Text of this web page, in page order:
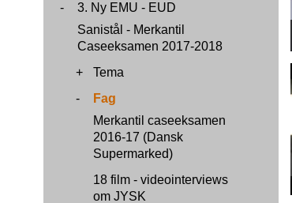
-
3. Ny EMU - EUD
Sanistål - Merkantil
Caseeksamen 2017-2018
+
Tema
-
Fag
Merkantil caseeksamen
2016-17 (Dansk
Supermarked)
18 film - videointerviews
om JYSK